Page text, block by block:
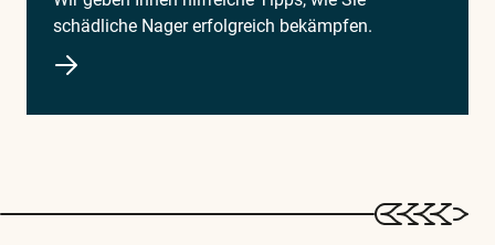
schädliche Nager erfolgreich bekämpfen.